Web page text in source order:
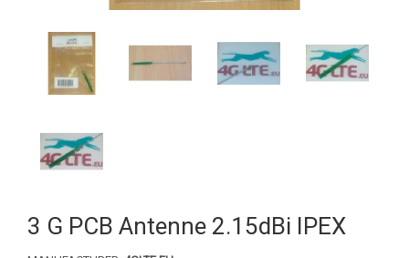
3 G PCB Antenne 2.15dBi IPEX